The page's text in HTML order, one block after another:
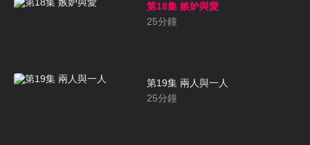
第18集 嫉妒與愛
25分鐘
第19集 兩人與一人
25分鐘